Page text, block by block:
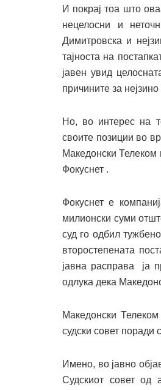
И покрај тоа што
нецелосни и
Димитровска и
тајноста на
јавен увид
причините за
Но, во интерес на
своите позиции во
Македонски Телеком
Фокуснет .
Фокуснет е
милионски суми
суд го одбил
второстепената
јавна расправа ја
одлука дека
Македонски
судски совет поради
Имено, во јавно
Судскиот совет од